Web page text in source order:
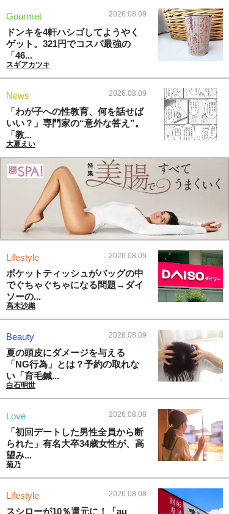
Gourmet 2026.08.09
ドンキを4軒ハシゴしてようやく
ゲット。321円でコスパ最強の
「46...
スギアカツキ
News 2026.08.09
「わが子への性教育、何を話せば
いい？」専門家の“意外な答え”。
「教...
大夏えい
Lifestyle 2026.08.09
ポケットティッシュがバッグの中
でぐちゃぐちゃになる問題→ダイ
ソーの...
高木沙織
Beauty 2026.08.09
夏の頭皮にダメージを与える
「NG行為」とは？予約の取れな
い「育毛鍼...
白石明世
Love 2026.08.08
「初回デートした男性全員から断
られた」有名大卒34歳女性が、高
望み...
菊乃
Lifestyle 2026.08.08
スシローが10％還元に！「au